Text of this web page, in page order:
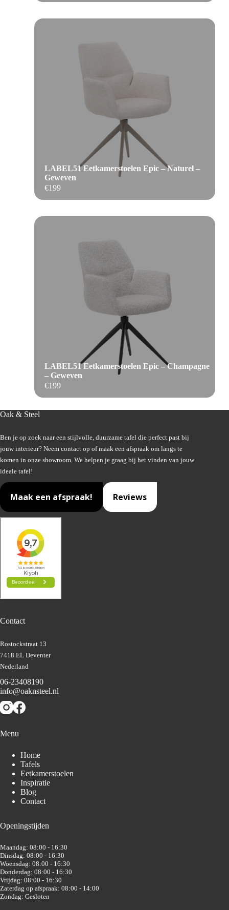
€199
LABEL51 Eetkamerstoelen Epic – Naturel –
Geweven
€199
LABEL51 Eetkamerstoelen Epic – Champagne
– Geweven
Oak & Steel
Ben je op zoek naar een stijlvolle, duurzame tafel die perfect past bij
jouw interieur? Neem contact op of maak een afspraak om langs te
komen in onze showroom. We helpen je graag bij het vinden van jouw
ideale tafel!
Maak een afspraak! Reviews
Contact
Rostockstraat 13
7418 EL Deventer
Nederland
06-23408190
info@oaknsteel.nl
Menu
Home
Tafels
Eetkamerstoelen
Inspiratie
Blog
Contact
Openingstijden
Maandag: 08:00 - 16:30
Dinsdag: 08:00 - 16:30
Woensdag: 08:00 - 16:30
Donderdag: 08:00 - 16:30
Vrijdag: 08:00 - 16:30
Zaterdag op afspraak: 08:00 - 14:00
Zondag: Gesloten